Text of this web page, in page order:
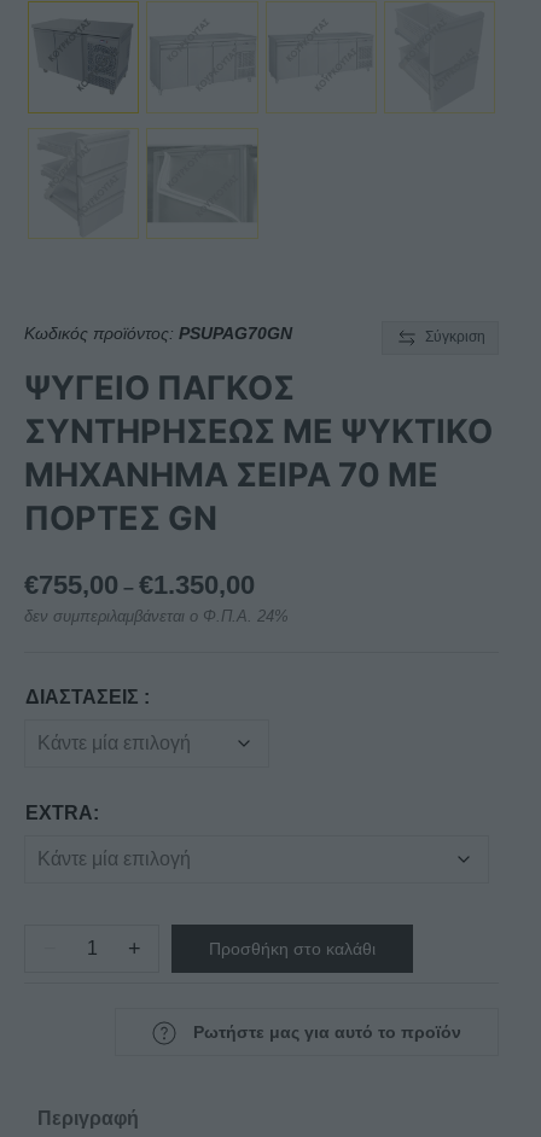
Κωδικός προϊόντος: PSUPAG70GN Σύγκριση
ΨΥΓΕΙΟ ΠΑΓΚΟΣ
ΣΥΝΤΗΡΗΣΕΩΣ ΜΕ ΨΥΚΤΙΚΟ
ΜΗΧΑΝΗΜΑ ΣΕΙΡΑ 70 ΜΕ
ΠΟΡΤΕΣ GN
€755,00 – €1.350,00
range:
δεν συμπεριλαμβάνεται ο Φ.Π.Α. 24%
ΔΙΑΣΤΑΣΕΙΣ :
EXTRA:
ΨΥΓΕΙΟ
ΣΥΝΤΗΡΗΣΕΩΣ
ΜΗΧΑΝΗΜΑ
+ Προσθήκη στο καλάθι
Ρωτήστε μας για αυτό το προϊόν
Περιγραφή